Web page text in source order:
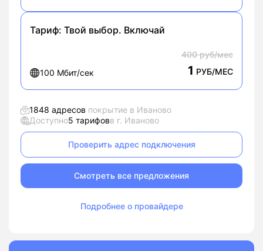
Тариф: Твой выбор. Включай
100 Мбит/сек
400 руб/мес
1 РУБ/МЕС
1848 адресов покрытие в Иваново
Доступно5 тарифовв г. Иваново
Проверить адрес подключения
Смотреть все предложения
Подробнее о провайдере